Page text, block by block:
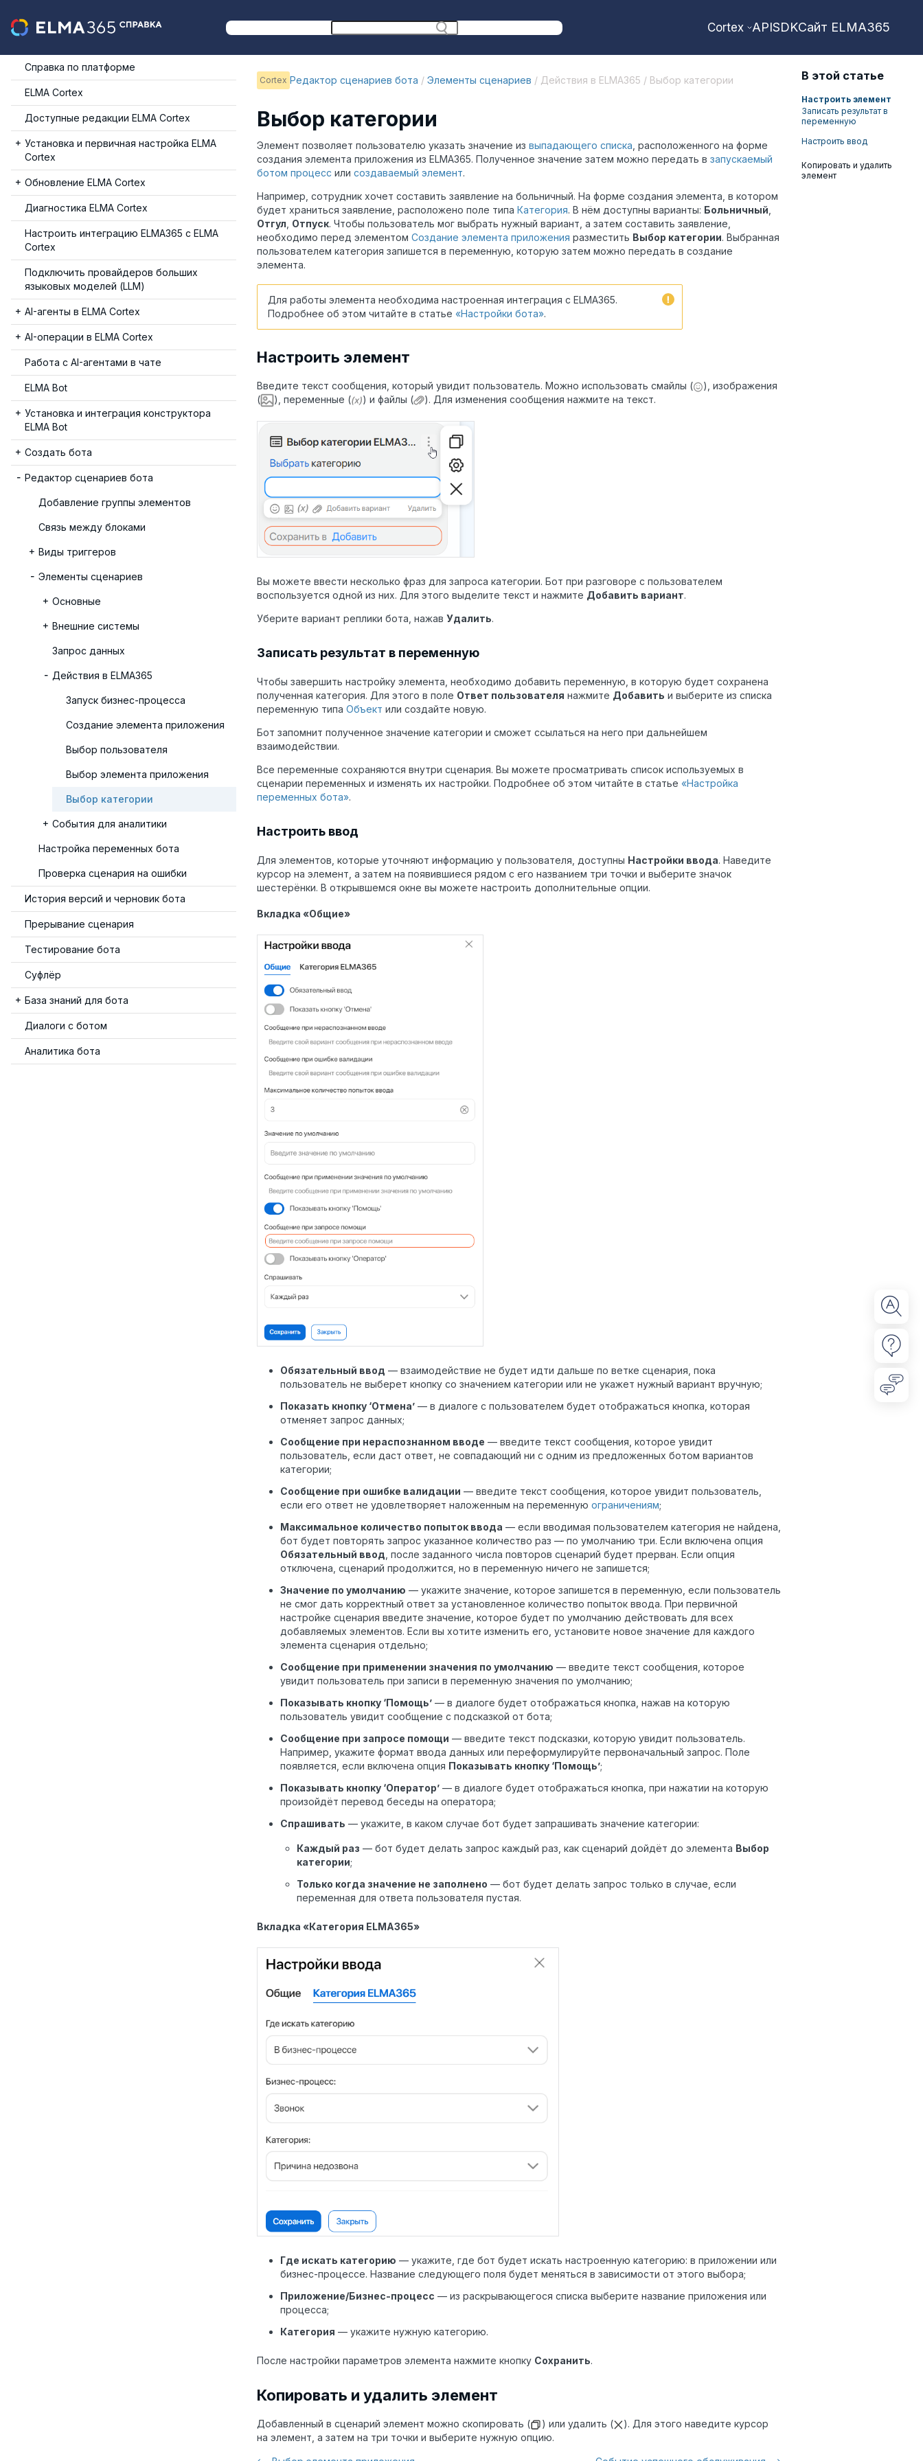
Cortex APISDKСайт ELMA365
Справка по платформе
ELMA Cortex
Доступные редакции ELMA Cortex
Установка и первичная настройка ELMA
Cortex
Обновление ELMA Cortex
Диагностика ELMA Cortex
Настроить интеграцию ELMA365 с ELMA
Cortex
Подключить провайдеров больших
языковых моделей (LLM)
AI-агенты в ELMA Cortex
AI-операции в ELMA Cortex
Работа с AI-агентами в чате
ELMA Bot
Установка и интеграция конструктора
ELMA Bot
Создать бота
Редактор сценариев бота
Добавление группы элементов
Связь между блоками
Виды триггеров
Элементы сценариев
Основные
Внешние системы
Запрос данных
Действия в ELMA365
Запуск бизнес-процесса
Создание элемента приложения
Выбор пользователя
Выбор элемента приложения
Выбор категории
События для аналитики
Настройка переменных бота
Проверка сценария на ошибки
История версий и черновик бота
Прерывание сценария
Тестирование бота
Суфлёр
База знаний для бота
Диалоги с ботом
Аналитика бота
Cortex Редактор сценариев бота / Элементы сценариев / Действия в ELMA365 / Выбор категории
Выбор категории
Элемент позволяет пользователю указать значение из выпадающего списка , расположенного на форме
создания элемента приложения из ELMA365. Полученное значение затем можно передать в запускаемый
ботом процесс или создаваемый элемент.
Например, сотрудник хочет составить заявление на больничный. На форме создания элемента, в котором
будет храниться заявление, расположено поле типа Категория. В нём доступны варианты: Больничный
Отгул Отпуск. Чтобы пользователь мог выбрать нужный вариант, а затем составить заявление,
необходимо перед элементом Создание элемента приложения разместить Выбор категории. Выбранная
пользователем категория запишется в переменную, которую затем можно передать в создание
элемента.
Для работы элемента необходима настроенная интеграция с ELMA365.
Подробнее об этом читайте в статье «Настройки бота».
Настроить элемент
Введите текст сообщения, который увидит пользователь. Можно использовать смайлы (
), изображения
(
), переменные ( ) и файлы ( ). Для изменения сообщения нажмите на текст.
Вы можете ввести несколько фраз для запроса категории. Бот при разговоре с пользователем
воспользуется одной из них. Для этого выделите текст и нажмите Добавить вариант.
Уберите вариант реплики бота, нажав Удалить.
Записать результат в переменную
Чтобы завершить настройку элемента, необходимо добавить переменную, в которую будет сохранена
полученная категория. Для этого в поле Ответ пользователя нажмите Добавить и выберите из списка
переменную типа Объект или создайте новую.
Бот запомнит полученное значение категории и сможет ссылаться на него при дальнейшем
взаимодействии.
Все переменные сохраняются внутри сценария. Вы можете просматривать список используемых в
сценарии переменных и изменять их настройки. Подробнее об этом читайте в статье «Настройка
переменных бота».
Настроить ввод
Для элементов, которые уточняют информацию у пользователя, доступны Настройки ввода. Наведите
курсор на элемент, а затем на появившиеся рядом с его названием три точки и выберите значок
шестерёнки. В открывшемся окне вы можете настроить дополнительные опции.
Вкладка «Общие»
Обязательный ввод — взаимодействие не будет идти дальше по ветке сценария, пока
пользователь не выберет кнопку со значением категории или не укажет нужный вариант вручную;
Показать кнопку ‘Отмена’ — в диалоге с пользователем будет отображаться кнопка, которая
отменяет запрос данных;
Сообщение при нераспознанном вводе — введите текст сообщения, которое увидит
пользователь, если даст ответ, не совпадающий ни с одним из предложенных ботом вариантов
категории;
Сообщение при ошибке валидации — введите текст сообщения, которое увидит пользователь,
если его ответ не удовлетворяет наложенным на переменную ограничениям;
Максимальное количество попыток ввода — если вводимая пользователем категория не найдена,
бот будет повторять запрос указанное количество раз — по умолчанию три. Если включена опция
Обязательный ввод , после заданного числа повторов сценарий будет прерван. Если опция
отключена, сценарий продолжится, но в переменную ничего не запишется;
Значение по умолчанию — укажите значение, которое запишется в переменную, если пользователь
не смог дать корректный ответ за установленное количество попыток ввода. При первичной
настройке сценария введите значение, которое будет по умолчанию действовать для всех
добавляемых элементов. Если вы хотите изменить его, установите новое значение для каждого
элемента сценария отдельно;
Сообщение при применении значения по умолчанию — введите текст сообщения, которое
увидит пользователь при записи в переменную значения по умолчанию;
Показывать кнопку ‘Помощь’ — в диалоге будет отображаться кнопка, нажав на которую
пользователь увидит сообщение с подсказкой от бота;
Сообщение при запросе помощи — введите текст подсказки, которую увидит пользователь.
Например, укажите формат ввода данных или переформулируйте первоначальный запрос. Поле
появляется, если включена опция Показывать кнопку ‘Помощь’;
Показывать кнопку ‘Оператор’ — в диалоге будет отображаться кнопка, при нажатии на которую
произойдёт перевод беседы на оператора;
Спрашивать — укажите, в каком случае бот будет запрашивать значение категории:
Каждый раз — бот будет делать запрос каждый раз, как сценарий дойдёт до элемента Выбор
категории;
Только когда значение не заполнено — бот будет делать запрос только в случае, если
переменная для ответа пользователя пустая.
Вкладка «Категория ELMA365»
Где искать категорию — укажите, где бот будет искать настроенную категорию: в приложении или
бизнес-процессе. Название следующего поля будет меняться в зависимости от этого выбора;
Приложение/Бизнес-процесс — из раскрывающегося списка выберите название приложения или
процесса;
Категория — укажите нужную категорию.
После настройки параметров элемента нажмите кнопку Сохранить.
Копировать и удалить элемент
Добавленный в сценарий элемент можно скопировать ( ) или удалить (
). Для этого наведите курсор
на элемент, а затем на три точки и выберите нужную опцию.
В этой статье
Настроить элемент
Записать результат в
переменную
Настроить ввод
Копировать и удалить
элемент